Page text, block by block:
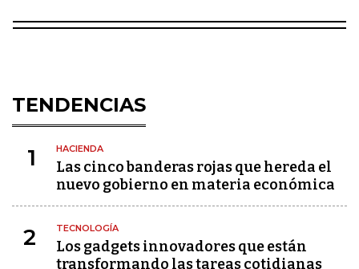
TENDENCIAS
1 HACIENDA
Las cinco banderas rojas que hereda el
nuevo gobierno en materia económica
2 TECNOLOGÍA
Los gadgets innovadores que están
transformando las tareas cotidianas